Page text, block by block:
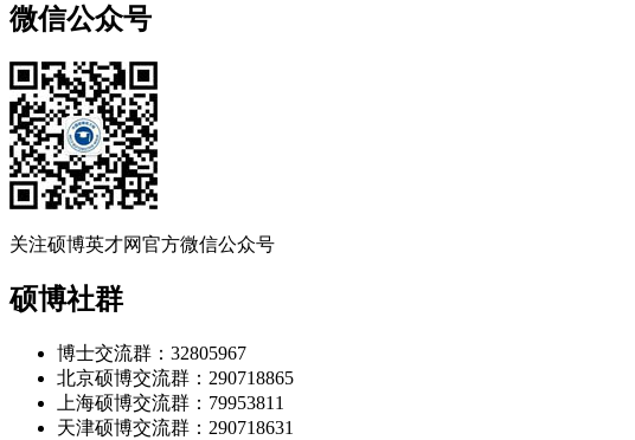
微信公众号
关注硕博英才网官方微信公众号
硕博社群
博士交流群：32805967
北京硕博交流群：290718865
上海硕博交流群：79953811
天津硕博交流群：290718631